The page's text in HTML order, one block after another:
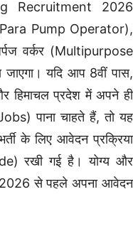
Recruitment 2026
Pump Operator),
वर्कर (Multipurpose
यदि आप 8वीं पास,
हिमाचल प्रदेश में अपने ही
पाना चाहते हैं, तो यह
के लिए आवेदन प्रक्रिया
रखी गई है। योग्य और
2026 से पहले अपना आवेदन